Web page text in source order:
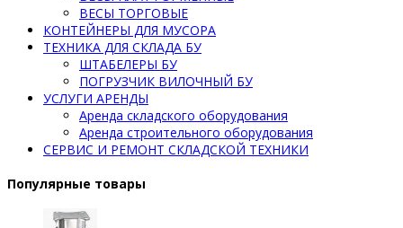
ВЕСЫ ТОРГОВЫЕ
КОНТЕЙНЕРЫ ДЛЯ МУСОРА
ТЕХНИКА ДЛЯ СКЛАДА БУ
ШТАБЕЛЕРЫ БУ
ПОГРУЗЧИК ВИЛОЧНЫЙ БУ
УСЛУГИ АРЕНДЫ
Аренда складского оборудования
Аренда строительного оборудования
СЕРВИС И РЕМОНТ СКЛАДСКОЙ ТЕХНИКИ
Популярные товары